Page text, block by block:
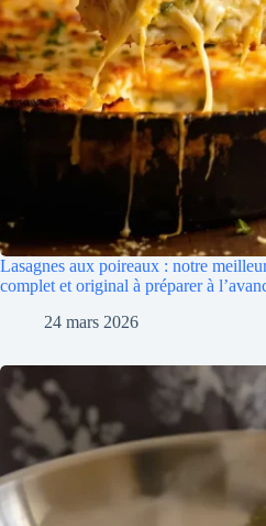
Lasagnes aux poireaux : notre
complet et original à préparer à
24 mars 2026